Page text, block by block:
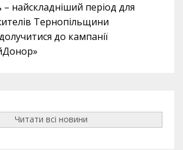
найскладніший період для
Тернопільщини
до кампанії
Читати всі новини